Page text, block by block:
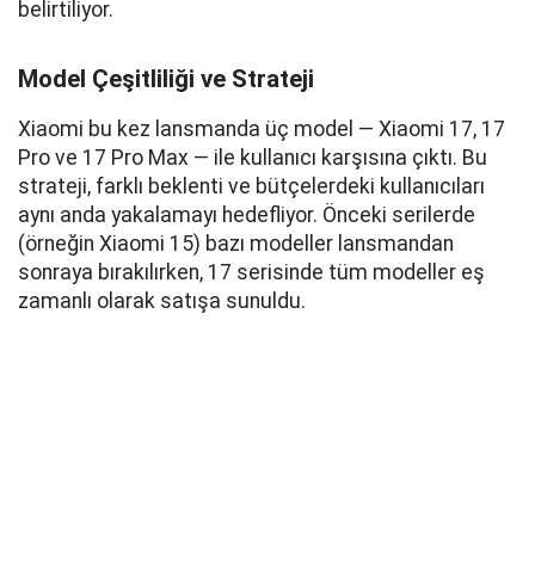
belirtiliyor.
Model Çeşitliliği ve Strateji
Xiaomi bu kez lansmanda üç model — Xiaomi 17, 17
Pro ve 17 Pro Max — ile kullanıcı karşısına çıktı. Bu
strateji, farklı beklenti ve bütçelerdeki kullanıcıları
aynı anda yakalamayı hedefliyor. Önceki serilerde
(örneğin Xiaomi 15) bazı modeller lansmandan
sonraya bırakılırken, 17 serisinde tüm modeller eş
zamanlı olarak satışa sunuldu.